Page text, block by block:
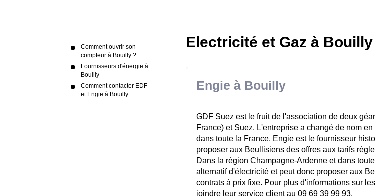
Comment ouvrir son
compteur à Bouilly ?
Fournisseurs d'énergie à
Bouilly
Comment contacter EDF
et Engie à Bouilly
Electricité et Gaz à Bouilly
Engie à Bouilly
GDF Suez est le fruit de l'association de deux
France) et Suez. L'entreprise a changé de nom
dans toute la France, Engie est le fournisseur
proposer aux Beullisiens des offres aux tarifs
Dans la région Champagne-Ardenne et dans
alternatif d'électricité et peut donc proposer aux
contrats à prix fixe. Pour plus d'informations sur
joindre leur service client au 09 69 39 99 93.